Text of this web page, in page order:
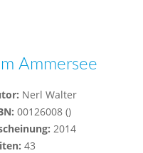
Ammersee
Nerl Walter
00126008 ()
2014
43